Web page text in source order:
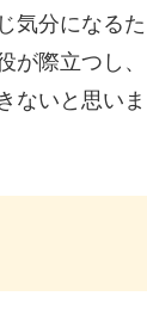
気分になるた
際立つし、
ないと思いま